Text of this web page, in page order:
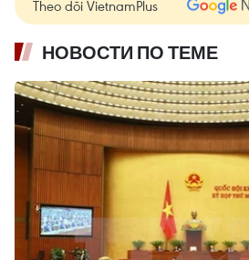
Theo dõi VietnamPlus
НОВОСТИ ПО ТЕМЕ